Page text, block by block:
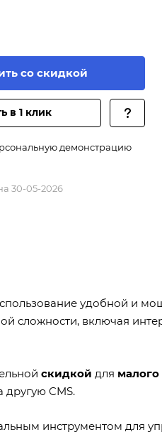
со скидкой
в 1 клик
демонстрацию
30-05-2026
удобной и
сложности, включая
скидкой для малого
CMS.
инструментом для